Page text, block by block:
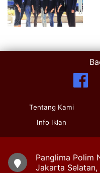
Tentang Kami
Info Iklan
Panglima Polim
Jakarta Selatan,